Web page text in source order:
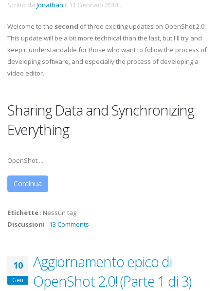
Scritto da Jonathan il 11 Gennaio 2014 .
Welcome to the second of three exciting updates on OpenShot 2.0!
This update will be a bit more technical than the last, but I'll try and
keep it understandable for those who want to follow the process of
developing software, and especially the process of developing a
video editor.
Sharing Data and Synchronizing
Everything
OpenShot ...
Continua
Etichette : Nessun tag
Discussioni : 13 Comments
10
Gen
Aggiornamento epico di
OpenShot 2.0! (Parte 1 di 3)